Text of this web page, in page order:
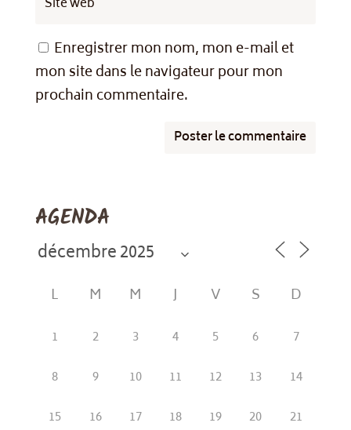
Enregistrer mon nom, mon e-mail et
mon site dans le navigateur pour mon
prochain commentaire.
AGENDA
L M M J V S D
1 2 3 4 5 6
7
8
9 10 11 12 13
14
15
16 17 18 19 20
21